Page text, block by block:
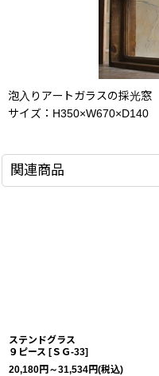
泡入りアートガラスの採光窓
サイズ：H350×W670×D140
関連商品
ステンドグラス
９ピース [ＳＧ-33]
20,180円 ～31,534円(税込)